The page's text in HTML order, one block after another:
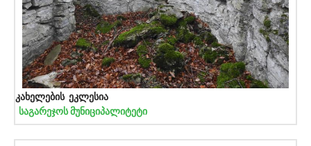
კახელების ეკლესია
საგარეჯოს მუნიციპალიტეტი